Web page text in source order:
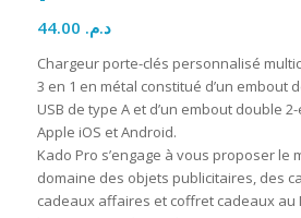
د.م.
Chargeur porte-clés personnalisé
3 en 1 en métal constitué d’un embout
USB de type A et d’un embout double
Apple iOS et Android.
Kado Pro s’engage à vous proposer le
domaine des objets publicitaires, des
cadeaux affaires et coffret cadeaux au